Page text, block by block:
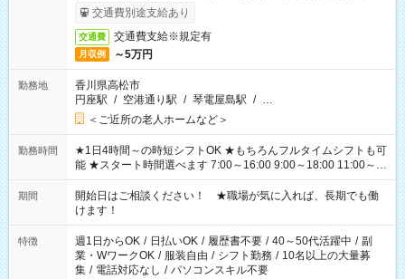
了次第のお支払いとなります。
交通費別途支給あり
交通費 交通費支給※規定有
月収例 ～5万円
勤務地
香川県高松市
円座駅 / 空港通り駅 / 琴電屋島駅 / …
＜ご近所の老人ホームなど＞
勤務時間
★1日4時間～の時短シフトOK ★もちろんフルタイムシフトも可
能 ★スタート時間選べます 7:00～16:00 9:00～18:00 11:00～
20:00 など 残業なし！ ※Wワークの場合、他のお仕事と合わせ
週40時間超の就業はご案内できません ※法令に基づき、週20時
間以上勤務は社会保険への加入対象となります ※労働者派遣法
（日雇い派遣の原則禁止）により、短時間・短期間の就業はご
案内が難しい場合があります
期間
開始日はご相談ください！ ★職場が気に入れば、長期でも働
けます！
特徴 週1日からOK / 日払いOK / 履歴書不要 / 40～50代活躍中 / 副
業・WワークOK / 服装自由 / シフト勤務 / 10名以上の大量募
集 / 電話対応なし / パソコンスキル不要